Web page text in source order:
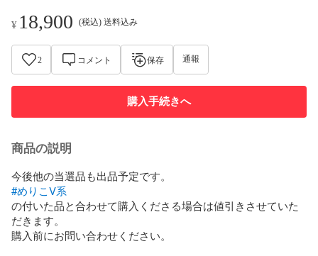
¥ 18,900 (税込) 送料込み
2 コメント 保存 通報
購入手続きへ
商品の説明
#めりこV系
の付いた品と合わせて購入くださる場合は値引きさせていた
だきます。
購入前にお問い合わせください。